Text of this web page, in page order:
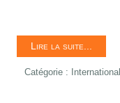
Lire la suite...
Catégorie : International